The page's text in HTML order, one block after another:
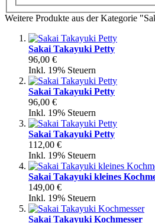
Weitere Produkte aus der Kategorie
Sakai Takayuki Petty
96,00 €
Inkl. 19% Steuern
Sakai Takayuki Petty
96,00 €
Inkl. 19% Steuern
Sakai Takayuki Petty
112,00 €
Inkl. 19% Steuern
Sakai Takayuki kleines
149,00 €
Inkl. 19% Steuern
Sakai Takayuki Kochmesser